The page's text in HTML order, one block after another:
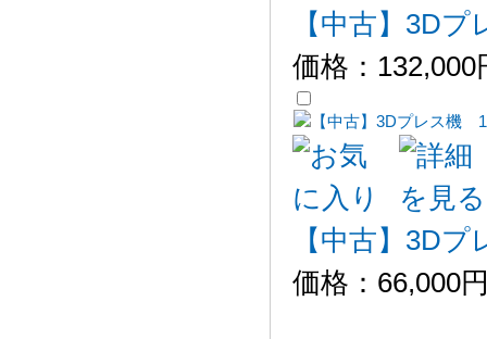
【中古】3D
価格： 132,000
【中古】3D
価格： 66,000